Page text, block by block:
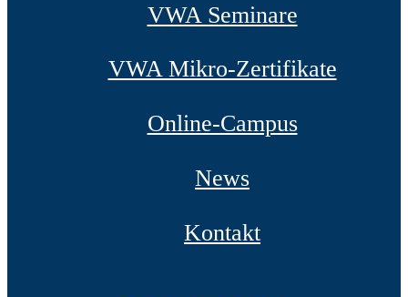
VWA Seminare
VWA Mikro-Zertifikate
Online-Campus
News
Kontakt